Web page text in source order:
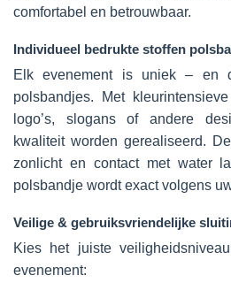
comfortabel en betrouwbaar.
Individueel bedrukte stoffen
Elk evenement is uniek – en
polsbandjes. Met
logo’s, slogans of andere
kwaliteit worden gerealiseerd.
zonlicht en contact met water
polsbandje wordt exact volgens
Veilige & gebruiksvriendelijke
Kies het juiste
evenement: